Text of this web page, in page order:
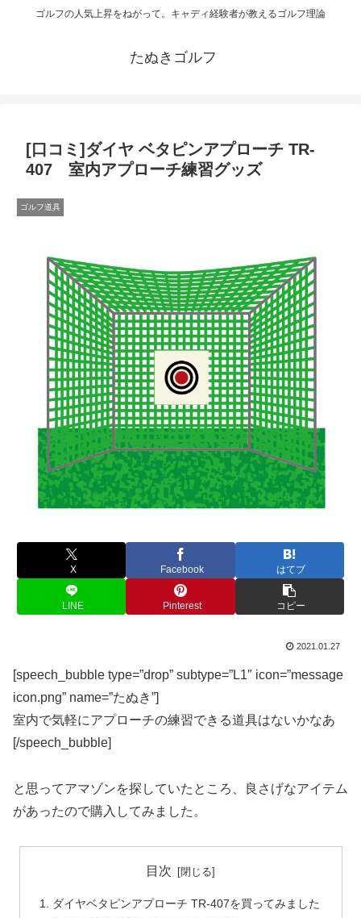
ゴルフの人気上昇をねがって。キャディ経験者が教えるゴルフ理論
たぬきゴルフ
[口コミ]ダイヤ ベタピンアプローチ TR-
407 室内アプローチ練習グッズ
ゴルフ道具
X Facebook はてブ
LINE Pinterest コピー
2021.01.27
[speech_bubble type=”drop” subtype=”L1″ icon=”message
icon.png” name=”たぬき”]
室内で気軽にアプローチの練習できる道具はないかなあ
[/speech_bubble]
と思ってアマゾンを探していたところ、良さげなアイテム
があったので購入してみました。
目次
ダイヤベタピンアプローチ TR-407を買ってみました